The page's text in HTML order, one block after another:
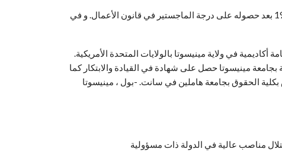
ثم عاد إلى وطنه حيث تم قبوله في نقابة المحامين في عام 1988 بعد حصوله على درجة الماجستير في قانون الأعمال. و في
في ولاية مينيسوتا بالولايات المتحدة الأمريكية.
بجامعة مينيسوتا حصل على شهادة في القيادة والابتكار كما